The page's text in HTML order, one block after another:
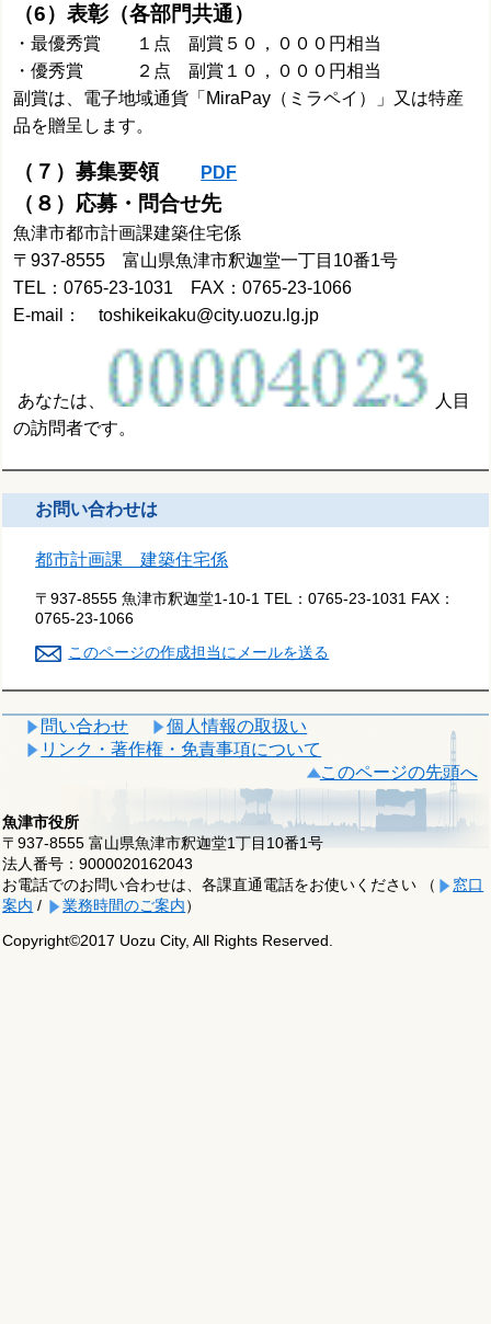
（6）表彰（各部門共通）
・最優秀賞 １点 副賞５０，０００円相当
・優秀賞 ２点 副賞１０，０００円相当
副賞は、電子地域通貨「MiraPay（ミラペイ）」又は特産
品を贈呈します。
（７）募集要領 PDF
（８）応募・問合せ先
魚津市都市計画課建築住宅係
〒937-8555 富山県魚津市釈迦堂一丁目10番1号
TEL：0765-23-1031 FAX：0765-23-1066
E-mail： toshikeikaku@city.uozu.lg.jp
あなたは、
人目
の訪問者です。
お問い合わせは
都市計画課 建築住宅係
〒937-8555 魚津市釈迦堂1-10-1 TEL：0765-23-1031 FAX：
0765-23-1066
このページの作成担当にメールを送る
問い合わせ
個人情報の取扱い
リンク・著作権・免責事項について
このページの先頭へ
魚津市役所
〒937-8555 富山県魚津市釈迦堂1丁目10番1号
法人番号：9000020162043
お電話でのお問い合わせは、各課直通電話をお使いください （
窓口
案内 / 業務時間のご案内）
Copyright©2017 Uozu City, All Rights Reserved.